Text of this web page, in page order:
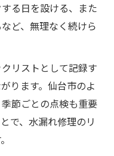
る日を設ける、また
ど、無理なく続けら
リストとして記録す
ります。仙台市のよ
節ごとの点検も重要
で、水漏れ修理のリ